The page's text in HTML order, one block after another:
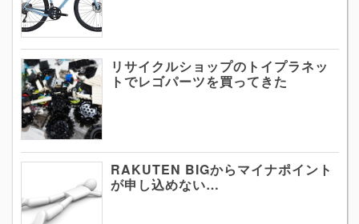
リサイクルショップのトイプラネッ
トでレゴパーツを買ってきた
RAKUTEN BIGからマイナポイント
が申し込めない…